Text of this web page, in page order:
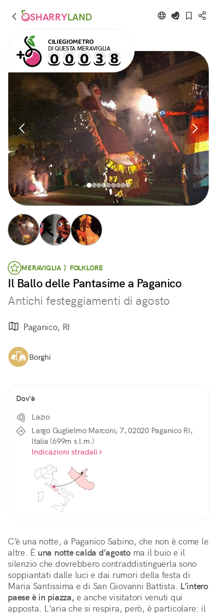
SHARRYLAND
CILIEGIOMETRO
DI QUESTA MERAVIGLIA
MERAVIGLIA } FOLKLORE
Il Ballo delle Pantasime a Paganico
Antichi festeggiamenti di agosto
Paganico, RI
Borghi
Dov'è
Lazio
Largo Guglielmo Marconi, 7, 02020 Paganico RI,
Italia (699m s.l.m.)
Indicazioni stradali
C’è una notte, a Paganico Sabino, che non è come le
altre. È una notte calda d’agosto ma il buio e il
silenzio che dovrebbero contraddistinguerla sono
soppiantati dalle luci e dai rumori della festa di
Maria Santissima e di San Giovanni Battista. L’intero
paese è in piazza, e anche visitatori venuti qui
apposta. L’aria che si respira, però, è particolare: il